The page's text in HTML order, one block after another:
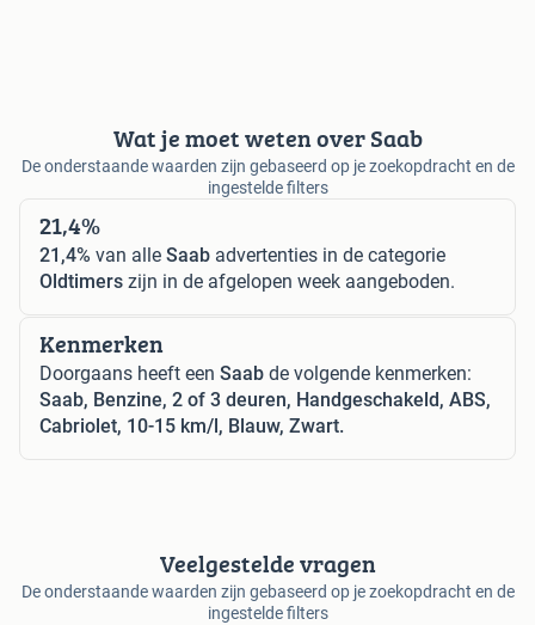
Wat je moet weten over Saab
De onderstaande waarden zijn gebaseerd op je zoekopdracht en de
ingestelde filters
21,4%
21,4% van alle Saab advertenties in de categorie
Oldtimers zijn in de afgelopen week aangeboden.
Kenmerken
Doorgaans heeft een Saab de volgende kenmerken:
Saab, Benzine, 2 of 3 deuren, Handgeschakeld, ABS,
Cabriolet, 10-15 km/l, Blauw, Zwart.
Veelgestelde vragen
De onderstaande waarden zijn gebaseerd op je zoekopdracht en de
ingestelde filters